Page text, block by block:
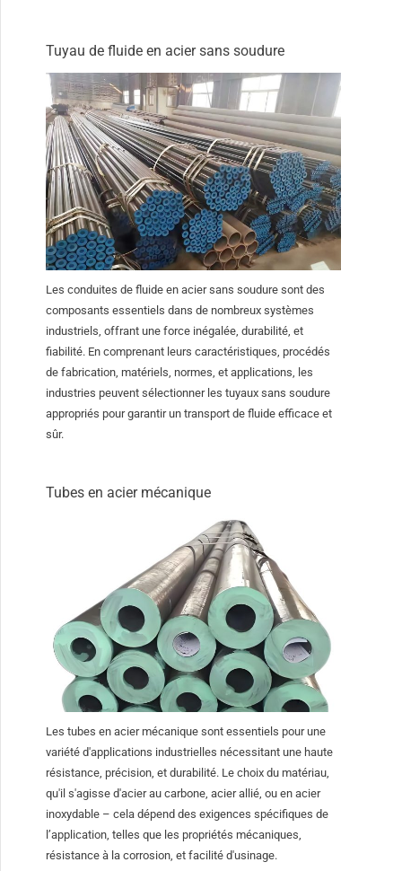
Tuyau de fluide en acier sans soudure
Les conduites de fluide en acier sans soudure sont des
composants essentiels dans de nombreux systèmes
industriels, offrant une force inégalée, durabilité, et
fiabilité. En comprenant leurs caractéristiques, procédés
de fabrication, matériels, normes, et applications, les
industries peuvent sélectionner les tuyaux sans soudure
appropriés pour garantir un transport de fluide efficace et
sûr.
Tubes en acier mécanique
Les tubes en acier mécanique sont essentiels pour une
variété d'applications industrielles nécessitant une haute
résistance, précision, et durabilité. Le choix du matériau,
qu'il s'agisse d'acier au carbone, acier allié, ou en acier
inoxydable – cela dépend des exigences spécifiques de
l’application, telles que les propriétés mécaniques,
résistance à la corrosion, et facilité d'usinage.